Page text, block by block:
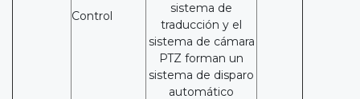
Control
sistema de
traducción y el
sistema de cámara
PTZ forman un
sistema de disparo
automático